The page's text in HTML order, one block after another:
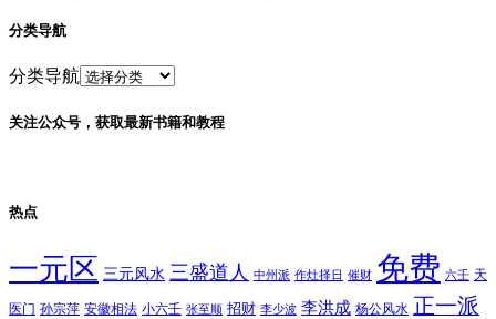
分类导航
分类导航
关注公众号，获取最新书籍和教程
热点
一元区 三元风水 三盛道人 中州派 作灶择日 催财 免费 六壬 天
医门 孙宗萍 安徽相法 小六壬 张至顺 招财 李少波 李洪成 杨公风水 正一派